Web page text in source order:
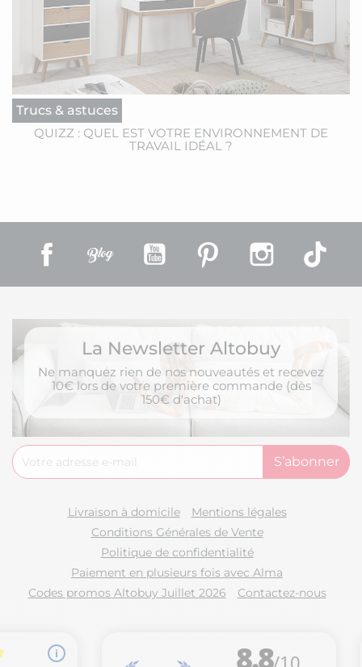
Trucs & astuces
QUIZZ : QUEL EST VOTRE ENVIRONNEMENT DE
TRAVAIL IDÉAL ?
Facebook YouTube Pinterest Instagram
La Newsletter Altobuy
Ne manquez rien de nos nouveautés et recevez
10€ lors de votre première commande (dès
150€ d'achat)
Livraison à domicile
Mentions légales
Conditions Générales de Vente
Politique de confidentialité
Paiement en plusieurs fois avec Alma
Codes promos Altobuy Juillet 2026
Contactez-nous